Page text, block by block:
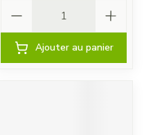
Ajouter au panier